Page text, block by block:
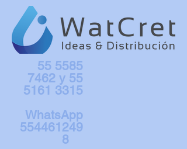
55 5585
7462 y 55
5161 3315
WhatsApp
554461249
8